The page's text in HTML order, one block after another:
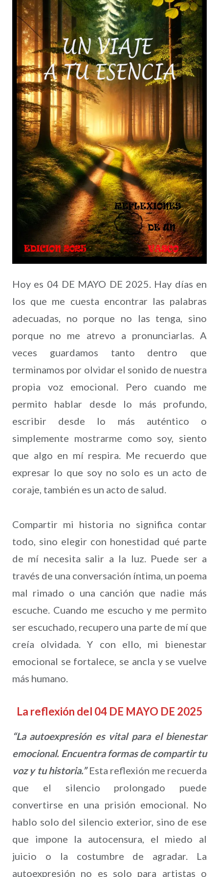
Hoy es 04 DE MAYO DE 2025. Hay días en
los que me cuesta encontrar las palabras
adecuadas, no porque no las tenga, sino
porque no me atrevo a pronunciarlas. A
veces guardamos tanto dentro que
terminamos por olvidar el sonido de nuestra
propia voz emocional. Pero cuando me
permito hablar desde lo más profundo,
escribir desde lo más auténtico o
simplemente mostrarme como soy, siento
que algo en mí respira. Me recuerdo que
expresar lo que soy no solo es un acto de
coraje, también es un acto de salud.
Compartir mi historia no significa contar
todo, sino elegir con honestidad qué parte
de mí necesita salir a la luz. Puede ser a
través de una conversación íntima, un poema
mal rimado o una canción que nadie más
escuche. Cuando me escucho y me permito
ser escuchado, recupero una parte de mí que
creía olvidada. Y con ello, mi bienestar
emocional se fortalece, se ancla y se vuelve
más humano.
La reflexión del 04 DE MAYO DE 2025
“La autoexpresión es vital para el bienestar
emocional. Encuentra formas de compartir tu
voz y tu historia.”Esta reflexión me recuerda
que el silencio prolongado puede
convertirse en una prisión emocional. No
hablo solo del silencio exterior, sino de ese
que impone la autocensura, el miedo al
juicio o la costumbre de agradar. La
autoexpresión no es solo para artistas o